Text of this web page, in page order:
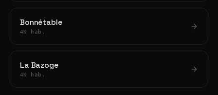
Bonnétable
4K hab.
La Bazoge
4K hab.